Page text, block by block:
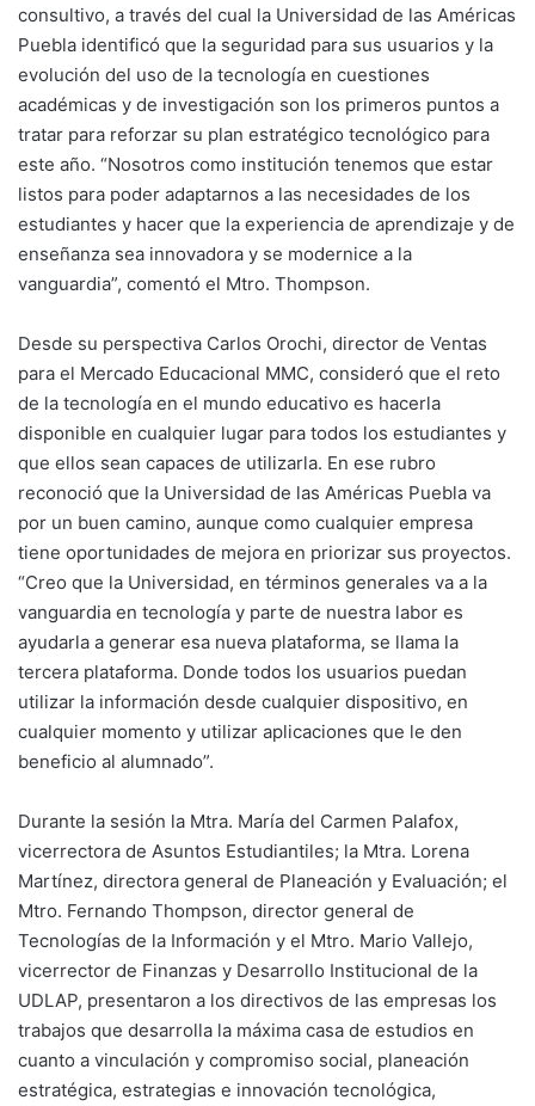
consultivo, a través del cual la Universidad de las Américas
Puebla identificó que la seguridad para sus usuarios y la
evolución del uso de la tecnología en cuestiones
académicas y de investigación son los primeros puntos a
tratar para reforzar su plan estratégico tecnológico para
este año. “Nosotros como institución tenemos que estar
listos para poder adaptarnos a las necesidades de los
estudiantes y hacer que la experiencia de aprendizaje y de
enseñanza sea innovadora y se modernice a la
vanguardia”, comentó el Mtro. Thompson.
Desde su perspectiva Carlos Orochi, director de Ventas
para el Mercado Educacional MMC, consideró que el reto
de la tecnología en el mundo educativo es hacerla
disponible en cualquier lugar para todos los estudiantes y
que ellos sean capaces de utilizarla. En ese rubro
reconoció que la Universidad de las Américas Puebla va
por un buen camino, aunque como cualquier empresa
tiene oportunidades de mejora en priorizar sus proyectos.
“Creo que la Universidad, en términos generales va a la
vanguardia en tecnología y parte de nuestra labor es
ayudarla a generar esa nueva plataforma, se llama la
tercera plataforma. Donde todos los usuarios puedan
utilizar la información desde cualquier dispositivo, en
cualquier momento y utilizar aplicaciones que le den
beneficio al alumnado”.
Durante la sesión la Mtra. María del Carmen Palafox,
vicerrectora de Asuntos Estudiantiles; la Mtra. Lorena
Martínez, directora general de Planeación y Evaluación; el
Mtro. Fernando Thompson, director general de
Tecnologías de la Información y el Mtro. Mario Vallejo,
vicerrector de Finanzas y Desarrollo Institucional de la
UDLAP, presentaron a los directivos de las empresas los
trabajos que desarrolla la máxima casa de estudios en
cuanto a vinculación y compromiso social, planeación
estratégica, estrategias e innovación tecnológica,